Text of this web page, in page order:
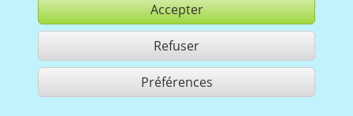
acheter
partager 1 résultats
Accepter
Refuser
Préférences